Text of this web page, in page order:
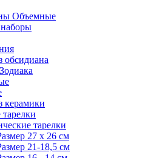
Объемные
обсидиана
керамики
тарелки
27 х 26 см
21-18,5 см